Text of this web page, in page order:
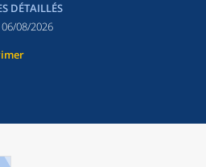
DÉTAILLÉS
06/08/2026